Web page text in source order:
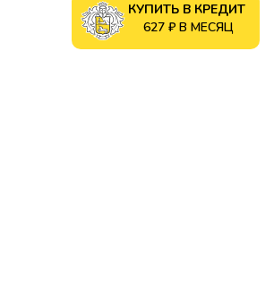
КУПИТЬ В КРЕДИТ
627 ₽ В МЕСЯЦ